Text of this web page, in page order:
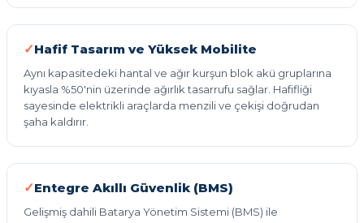
Hafif Tasarım ve Yüksek Mobilite
Aynı kapasitedeki hantal ve ağır kurşun blok akü gruplarına
kıyasla %50'nin üzerinde ağırlık tasarrufu sağlar. Hafifliği
sayesinde elektrikli araçlarda menzili ve çekişi doğrudan
şaha kaldırır.
Entegre Akıllı Güvenlik (BMS)
Gelişmiş dahili Batarya Yönetim Sistemi (BMS) ile